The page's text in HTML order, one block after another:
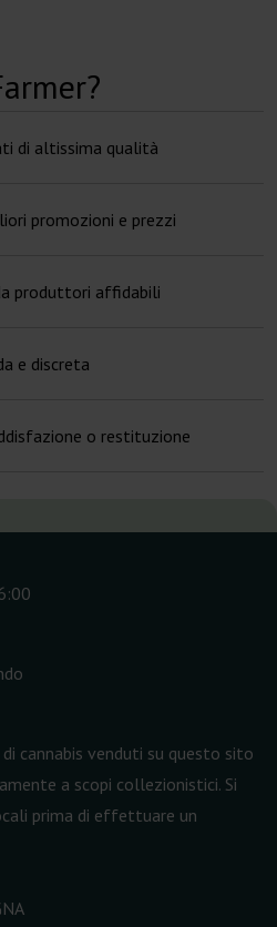
di altissima qualità
promozioni e prezzi
produttori affidabili
e discreta
o restituzione
cannabis venduti su questo sito
a scopi collezionistici. Si
prima di effettuare un